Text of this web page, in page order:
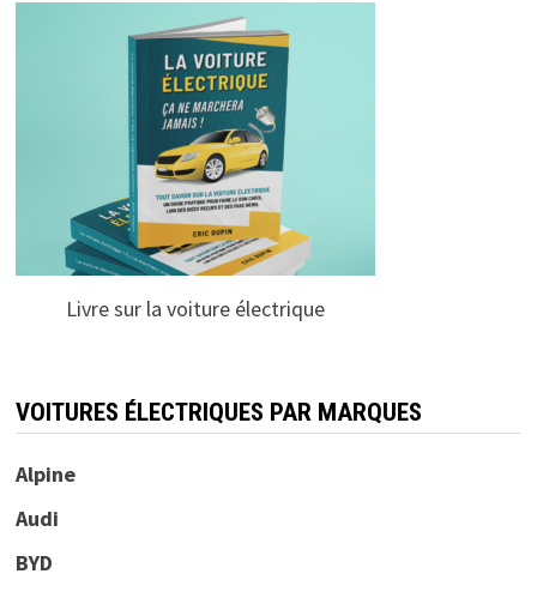
Livre sur la voiture électrique
VOITURES ÉLECTRIQUES PAR MARQUES
Alpine
Audi
BYD